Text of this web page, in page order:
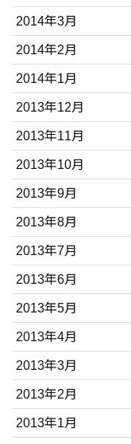
2014年3月
2014年2月
2014年1月
2013年12月
2013年11月
2013年10月
2013年9月
2013年8月
2013年7月
2013年6月
2013年5月
2013年4月
2013年3月
2013年2月
2013年1月